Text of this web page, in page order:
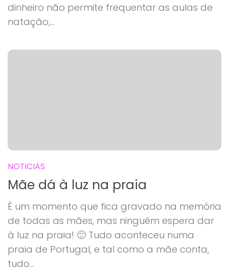
dinheiro não permite frequentar as aulas de
natação,...
NOTICIAS
Mãe dá à luz na praia
É um momento que fica gravado na memória
de todas as mães, mas ninguém espera dar
à luz na praia! 🙂 Tudo aconteceu numa
praia de Portugal, e tal como a mãe conta,
tudo...